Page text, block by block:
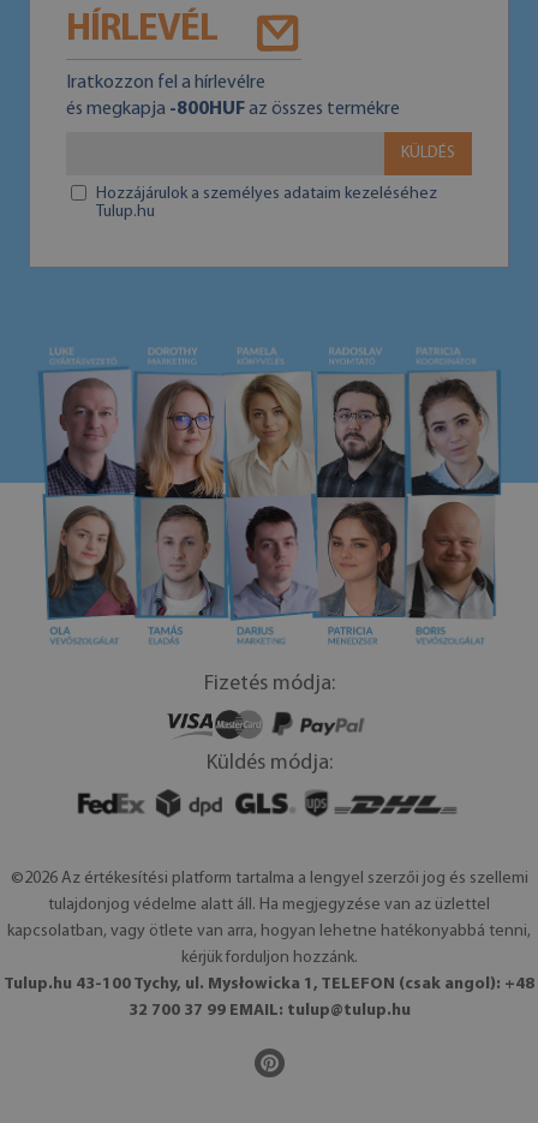
HÍRLEVÉL
Iratkozzon fel a hírlevélre
és megkapja -800HUFaz összes termékre
KÜLDÉS
Hozzájárulok a személyes adataim kezeléséhez
Tulup.hu
Fizetés módja:
Küldés módja:
©2026 Az értékesítési platform tartalma a lengyel szerzői jog és szellemi
tulajdonjog védelme alatt áll. Ha megjegyzése van az üzlettel
kapcsolatban, vagy ötlete van arra, hogyan lehetne hatékonyabbá tenni,
kérjük forduljon hozzánk.
Tulup.hu 43-100 Tychy, ul. Mysłowicka 1, TELEFON (csak angol): +48
32 700 37 99 EMAIL: tulup@tulup.hu